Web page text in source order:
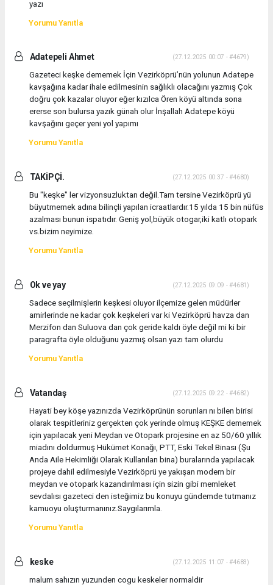
yazı
Yorumu Yanıtla
Adatepeli Ahmet (27.12.2025 00:07 - #4679)
Gazeteci keşke dememek İçin Vezirköprü’nün yolunun Adatepe
kavşağına kadar ihale edilmesinin sağlıklı olacağını yazmış Çok
doğru çok kazalar oluyor eğer kızılca Ören köyü altında sona
ererse son bulursa yazık günah olur İnşallah Adatepe köyü
kavşağını geçer yeni yol yapımı
Yorumu Yanıtla
TAKİPÇİ. (27.12.2025 00:37 - #4680)
Bu "keşke" ler vizyonsuzluktan değil.Tam tersine Vezirköprü yü
büyutmemek adına bilinçli yapılan icraatlardır.15 yılda 15 bin nüfüs
azalması bunun ispatıdır. Geniş yol,büyük otogar,iki katlı otopark
vs.bizim neyimize.
Yorumu Yanıtla
Ok ve yay (27.12.2025 09:09 - #4681)
Sadece seçilmişlerin keşkesi oluyor ilçemize gelen müdürler
amirlerinde ne kadar çok keşkeleri var ki Vezirköprü havza dan
Merzifon dan Suluova dan çok geride kaldı öyle değil mi ki bir
paragrafta öyle olduğunu yazmış olsan yazı tam olurdu
Yorumu Yanıtla
Vatandaş (27.12.2025 09:22 - #4682)
Hayati bey köşe yazınızda Vezirköprünün sorunları nı bilen birisi
olarak tespitleriniz gerçekten çok yerinde olmuş KEŞKE dememek
için yapılacak yeni Meydan ve Otopark projesine en az 50/60 yıllık
miadını doldurmuş Hükümet Konağı, PTT, Eski Tekel Binası (Şu
Anda Aile Hekimliği Olarak Kullanılan bina) buralarında yapılacak
projeye dahil edilmesiyle Vezirköprü ye yakışan modern bir
meydan ve otopark kazandırılması için sizin gibi memleket
sevdalısı gazeteci den isteğimiz bu konuyu gündemde tutmanız
kamuoyu oluşturmanınız.Saygılarımla.
Yorumu Yanıtla
keske (27.12.2025 11:07 - #4683)
malum sahızın yuzunden cogu keskeler normaldir